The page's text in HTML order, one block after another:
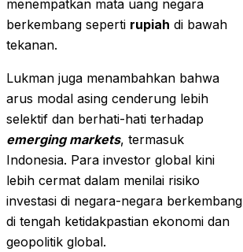
menempatkan mata uang negara
berkembang seperti rupiah di bawah
tekanan.
Lukman juga menambahkan bahwa
arus modal asing cenderung lebih
selektif dan berhati-hati terhadap
emerging markets, termasuk
Indonesia. Para investor global kini
lebih cermat dalam menilai risiko
investasi di negara-negara berkembang
di tengah ketidakpastian ekonomi dan
geopolitik global.